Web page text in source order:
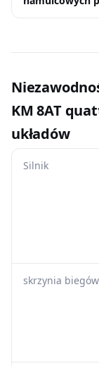
KM 8AT
układów
Silnik
skrzynia biegów